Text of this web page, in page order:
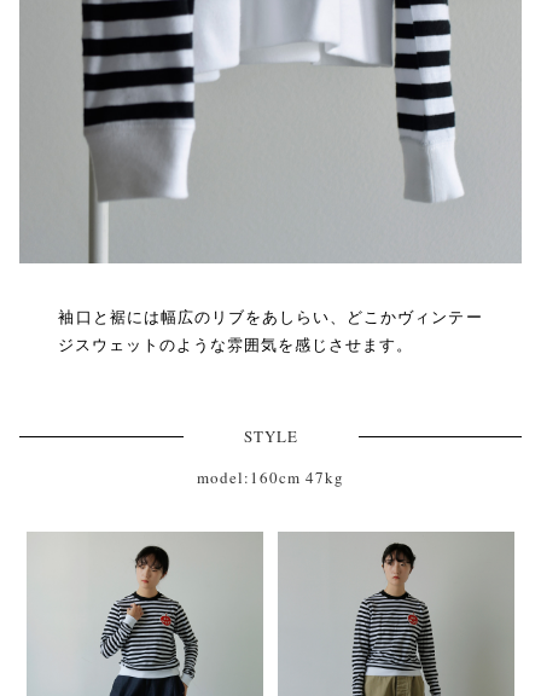
袖口と裾には幅広のリブをあしらい、どこかヴィンテー
ジスウェットのような雰囲気を感じさせます。
STYLE
model:160cm 47kg